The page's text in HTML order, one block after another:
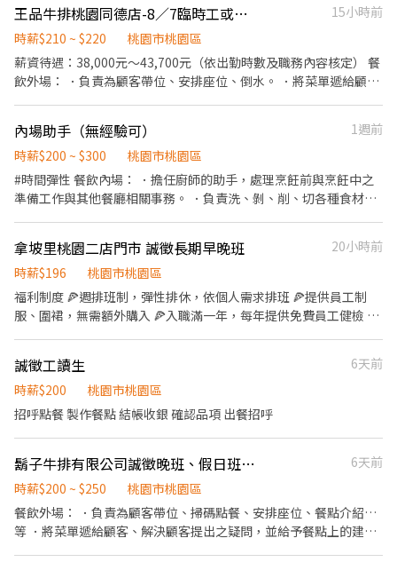
費員工餐 ★三節禮券、生日禮金、夜班出勤津貼、免費電影票 ★提
供員工制服及工作鞋 ★年度健檢 ★勞保、健保，6％勞退提撥
⭕【工作說明】 《內場》:餐點製作、食材備料、進貨盤點 《外
場》:接待服務顧客、收銀結帳、環境整潔 ★開朗活潑有笑容 ★ＳＯ
的飢餓和貧困"，目標是成為全球第一的連鎖餐飲集團。 我們堅持使
用安全及高品質的食材，當場現點現作提供美味可口的日本國民美
食-牛丼/咖哩，並以舒適衛生的用餐環境、熱情用心的服務態度、
平實親民的誠懇價格，強調食品安全，顧客安心。不論是單獨一
人、與家人一起、朋友一起，皆可享受用餐的樂趣。
王品牛排桃園同德店-8／7臨時工或大廳晚班假日計時或見習襄理可內洽詳談
15小時前
時薪$210 ~ $220
桃園市桃園區
薪資待遇：38,000元～43,700元（依出勤時數及職務內容核定） 餐
飲外場： ．負責為顧客帶位、安排座位、倒水。 ．將菜單遞給顧
完畢後，負責收拾碗盤與清理環境。
內場助手（無經驗可）
1週前
時薪$200 ~ $300
桃園市桃園區
#時間彈性 餐飲內場： ．擔任廚師的助手，處理烹飪前與烹飪中之
準備工作與其他餐廳相關事務。 ．負責洗、剝、削、切各種食材。
拿坡里桃園二店門市 誠徵長期早晚班
20小時前
時薪$196
桃園市桃園區
福利制度 🍕週排班制，彈性排休，依個人需求排班 🍕提供員工制
服、圍裙，無需額外購入 🍕入職滿一年，每年提供免費員工健檢 🍕
場》： ✅顧客接待 ✅收銀作業 ✅環境整潔 時數限制：最低60-160小
時 #需具備服務熱誠與責任感佳 #薪資轉帳需具備永豐銀行帳戶 #需
要做餐飲人員體檢
誠徵工讀生
6天前
時薪$200
桃園市桃園區
招呼點餐 製作餐點 結帳收銀 確認品項 出餐招呼
鬍子牛排有限公司誠徵晚班、假日班工讀生
6天前
時薪$200 ~ $250
桃園市桃園區
餐飲外場： ．負責為顧客帶位、掃碼點餐、安排座位、餐點介紹…
等 ．將菜單遞給顧客、解決顧客提出之疑問，並給予餐點上的建